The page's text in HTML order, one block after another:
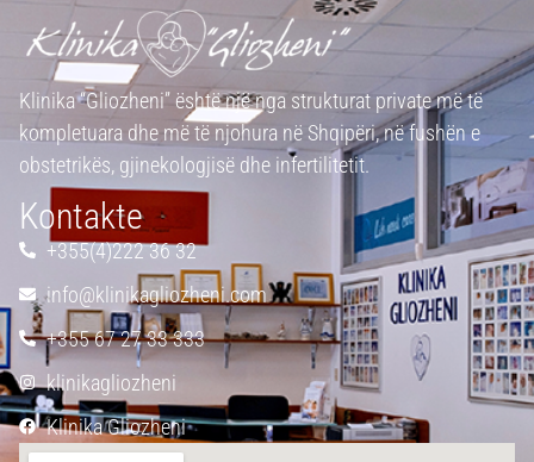
Klinika “Gliozheni” është një nga strukturat private më të
kompletuara dhe më të njohura në Shqipëri, në fushën e
obstetrikës, gjinekologjisë dhe infertilitetit.
Kontakte
+355(4)222 36 32
info@klinikagliozheni.com
+355 67 27 33 333
klinikagliozheni
Klinika Gliozheni